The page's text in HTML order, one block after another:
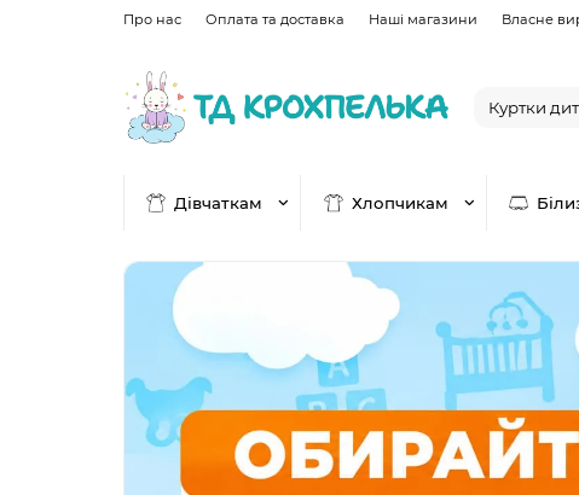
Про нас Оплата та доставка Наші магазини Власне
Дівчаткам Хлопчикам